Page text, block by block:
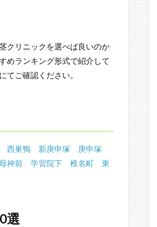
クリニックを選べば良いのか
めランキング形式で紹介して
てご確認ください。
西巣鴨 新庚申塚
庚申塚
神前 学習院下 椎名町
東
選